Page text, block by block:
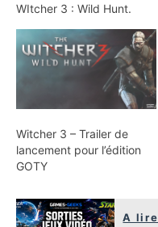
WItcher 3 : Wild Hunt.
Witcher 3 – Trailer de
lancement pour l’édition
GOTY
A